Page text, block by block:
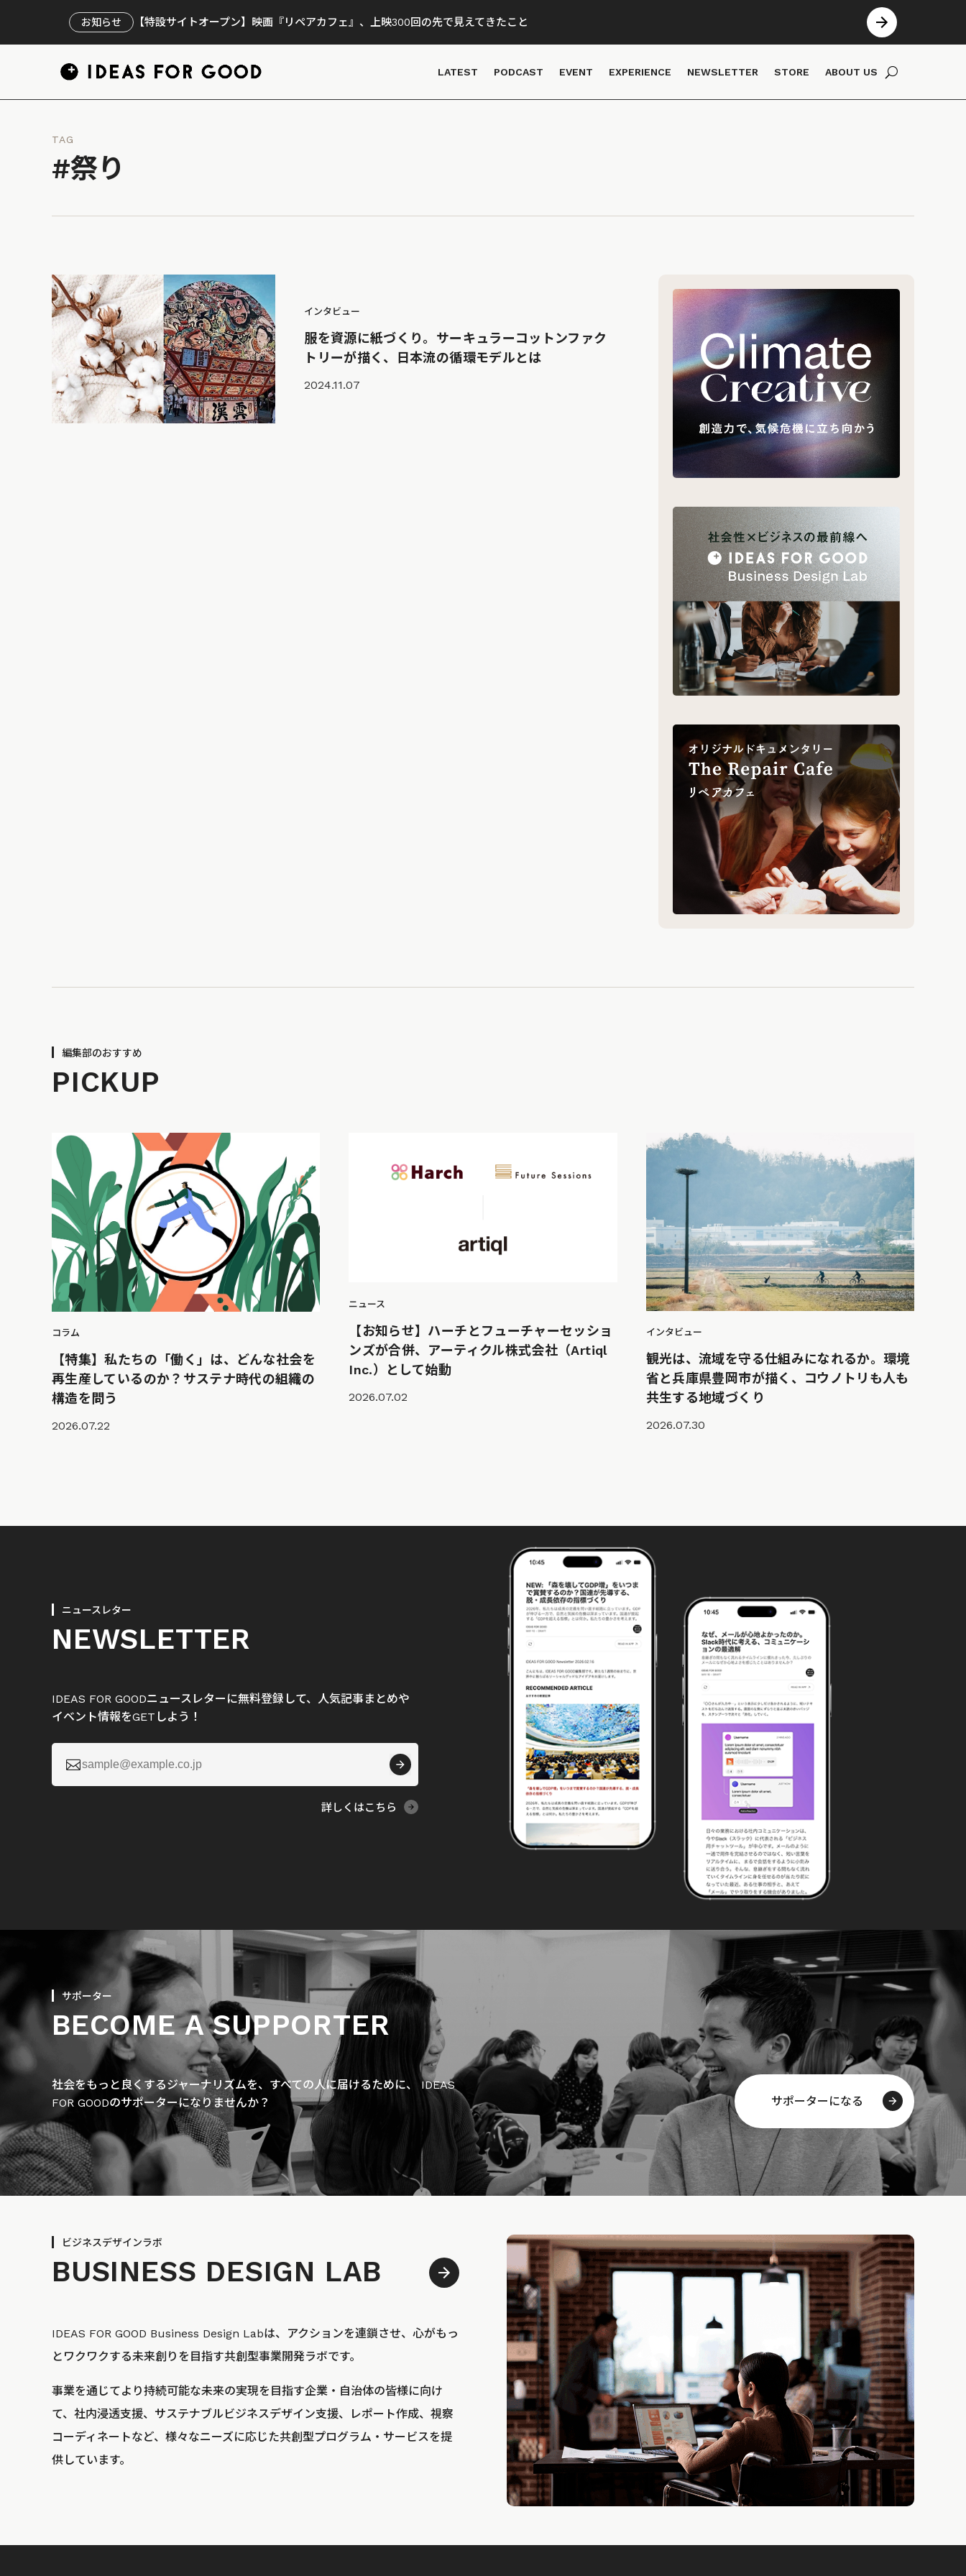
お知らせ 【特設サイトオープン】映画『リペアカフェ』、上映300回の先で見えてきたこと
LATEST PODCAST EVENT EXPERIENCE NEWSLETTER STORE ABOUT US
TAG
#祭り
インタビュー
服を資源に紙づくり。サーキュラーコットンファク
トリーが描く、日本流の循環モデルとは
2024.11.07
編集部のおすすめ
PICKUP
コラム
【特集】私たちの「働く」は、どんな社会を
再生産しているのか？サステナ時代の組織の
構造を問う
2026.07.22
ニュース
【お知らせ】ハーチとフューチャーセッショ
ンズが合併、アーティクル株式会社（Artiql
Inc.）として始動
2026.07.02
インタビュー
観光は、流域を守る仕組みになれるか。環境
省と兵庫県豊岡市が描く、コウノトリも人も
共生する地域づくり
2026.07.30
ニュースレター
NEWSLETTER
IDEAS FOR GOODニュースレターに無料登録して、人気記事まとめや
イベント情報をGETしよう！

詳しくはこちら
サポーター
BECOME A SUPPORTER
社会をもっと良くするジャーナリズムを、すべての人に届けるために、 IDEAS
FOR GOODのサポーターになりませんか？
サポーターになる
ビジネスデザインラボ
BUSINESS DESIGN LAB
IDEAS FOR GOOD Business Design Labは、アクションを連鎖させ、心がもっ
とワクワクする未来創りを目指す共創型事業開発ラボです。
事業を通じてより持続可能な未来の実現を目指す企業・自治体の皆様に向け
て、社内浸透支援、サステナブルビジネスデザイン支援、レポート作成、視察
コーディネートなど、様々なニーズに応じた共創型プログラム・サービスを提
供しています。